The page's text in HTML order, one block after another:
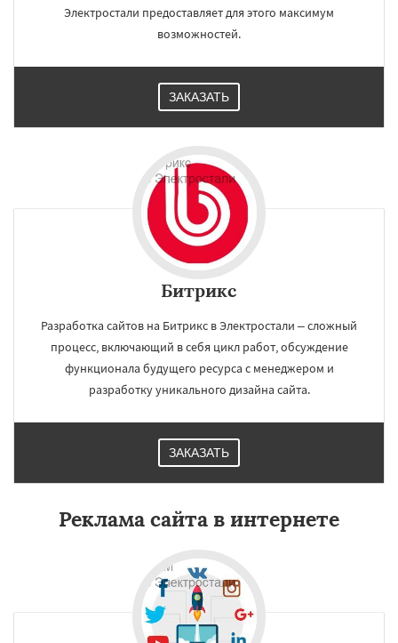
Электростали предоставляет для этого максимум
возможностей.
ЗАКАЗАТЬ
Битрикс
Разработка сайтов на Битрикс в Электростали – сложный
процесс, включающий в себя цикл работ, обсуждение
функционала будущего ресурса с менеджером и
разработку уникального дизайна сайта.
ЗАКАЗАТЬ
Реклама сайта в интернете